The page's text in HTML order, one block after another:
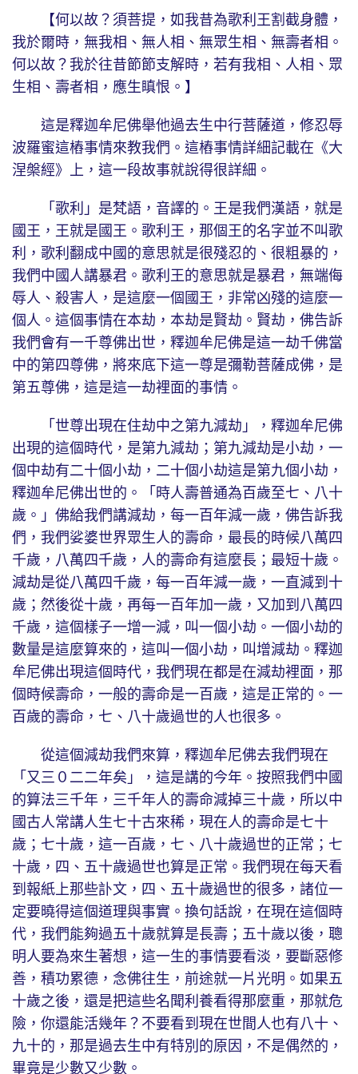
【何以故？須菩提，如我昔為歌利王割截身體，
我於爾時，無我相、無人相、無眾生相、無壽者相。
何以故？我於往昔節節支解時，若有我相、人相、眾
生相、壽者相，應生瞋恨。】
這是釋迦牟尼佛舉他過去生中行菩薩道，修忍辱
波羅蜜這樁事情來教我們。這樁事情詳細記載在《大
涅槃經》上，這一段故事就說得很詳細。
「歌利」是梵語，音譯的。王是我們漢語，就是
國王，王就是國王。歌利王，那個王的名字並不叫歌
利，歌利翻成中國的意思就是很殘忍的、很粗暴的，
我們中國人講暴君。歌利王的意思就是暴君，無端侮
辱人、殺害人，是這麼一個國王，非常凶殘的這麼一
個人。這個事情在本劫，本劫是賢劫。賢劫，佛告訴
我們會有一千尊佛出世，釋迦牟尼佛是這一劫千佛當
中的第四尊佛，將來底下這一尊是彌勒菩薩成佛，是
第五尊佛，這是這一劫裡面的事情。
「世尊出現在住劫中之第九減劫」，釋迦牟尼佛
出現的這個時代，是第九減劫；第九減劫是小劫，一
個中劫有二十個小劫，二十個小劫這是第九個小劫，
釋迦牟尼佛出世的。「時人壽普通為百歲至七、八十
歲。」佛給我們講減劫，每一百年減一歲，佛告訴我
們，我們娑婆世界眾生人的壽命，最長的時候八萬四
千歲，八萬四千歲，人的壽命有這麼長；最短十歲。
減劫是從八萬四千歲，每一百年減一歲，一直減到十
歲；然後從十歲，再每一百年加一歲，又加到八萬四
千歲，這個樣子一增一減，叫一個小劫。一個小劫的
數量是這麼算來的，這叫一個小劫，叫增減劫。釋迦
牟尼佛出現這個時代，我們現在都是在減劫裡面，那
個時候壽命，一般的壽命是一百歲，這是正常的。一
百歲的壽命，七、八十歲過世的人也很多。
從這個減劫我們來算，釋迦牟尼佛去我們現在
「又三０二二年矣」，這是講的今年。按照我們中國
的算法三千年，三千年人的壽命減掉三十歲，所以中
國古人常講人生七十古來稀，現在人的壽命是七十
歲；七十歲，這一百歲，七、八十歲過世的正常；七
十歲，四、五十歲過世也算是正常。我們現在每天看
到報紙上那些訃文，四、五十歲過世的很多，諸位一
定要曉得這個道理與事實。換句話說，在現在這個時
代，我們能夠過五十歲就算是長壽；五十歲以後，聰
明人要為來生著想，這一生的事情要看淡，要斷惡修
善，積功累德，念佛往生，前途就一片光明。如果五
十歲之後，還是把這些名聞利養看得那麼重，那就危
險，你還能活幾年？不要看到現在世間人也有八十、
九十的，那是過去生中有特別的原因，不是偶然的，
畢竟是少數又少數。